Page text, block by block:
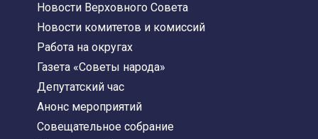
Новости Верховного Совета
Новости комитетов и комиссий
Работа на округах
Газета «Советы народа»
Депутатский час
Анонс мероприятий
Совещательное собрание